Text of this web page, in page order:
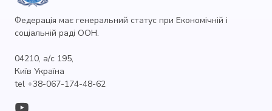
Федерація має генеральний статус при Економічній і
соціальній раді ООН.
04210, а/с 195,
Київ Україна
tel +38-067-174-48-62